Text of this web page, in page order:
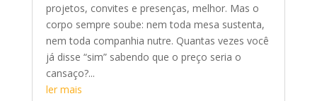
projetos, convites e presenças, melhor. Mas o
corpo sempre soube: nem toda mesa sustenta,
nem toda companhia nutre. Quantas vezes você
já disse “sim” sabendo que o preço seria o
cansaço?...
ler mais